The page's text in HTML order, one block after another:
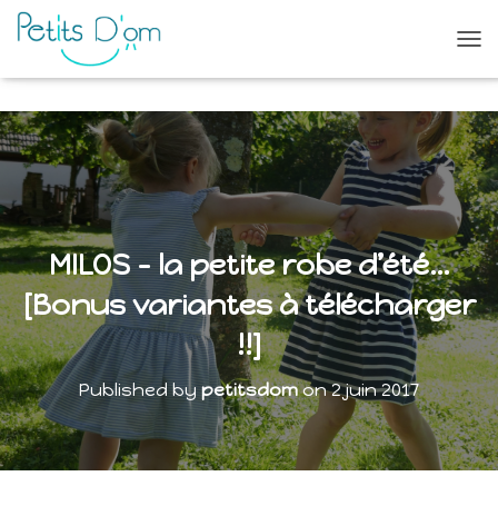
U
R
I
R
/
F
E
R
M
R
L
A
N
A
V
I
G
MILOS – la petite robe d’été…
[Bonus variantes à télécharger
!!]
Published by petitsdomon2 juin 2017